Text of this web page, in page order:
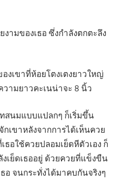
ามของเธอ ซึ่งกำลังตกตะลึง
งเขาที่ห้อยโตงเตงยาวใหญ่
ามยาวคะเนน่าจะ 8 นิ้ว
สนมแบบแปลกๆ ก็เริ่มขึ้น
กเขาหลังจากการได้เห็นควย
อใช้ควยปลอมเย็ดหีตัวเอง ก็
เย็ดเธออยู่ ด้วยควยที่แข็งขืน
อ จนกระทั่งได้มาคบกันจริงๆ